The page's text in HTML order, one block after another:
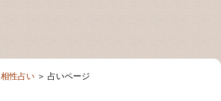
相性占い ＞ 占いページ